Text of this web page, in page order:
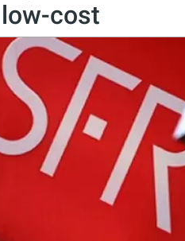
cost